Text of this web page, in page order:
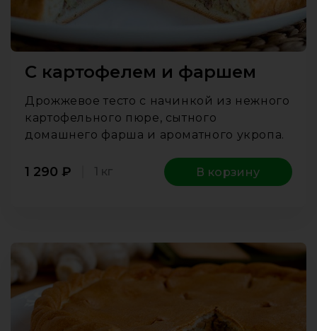
С картофелем и фаршем
Дрожжевое тесто с начинкой из нежного
картофельного пюре, сытного
домашнего фарша и ароматного укропа.
1 290 ₽ 1 кг В корзину